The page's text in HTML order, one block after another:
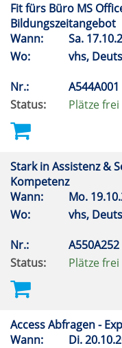
Fit fürs Büro MS
Bildungszeitangebot
Wann:
Sa.
Wo:
vhs,
Nr.:
A544A001
Status:
Plätze frei
Stark in Assistenz &
Kompetenz
Wann:
Mo.
Wo:
vhs,
Nr.:
A550A252
Status:
Plätze frei
Access Abfragen -
Wann:
Di.